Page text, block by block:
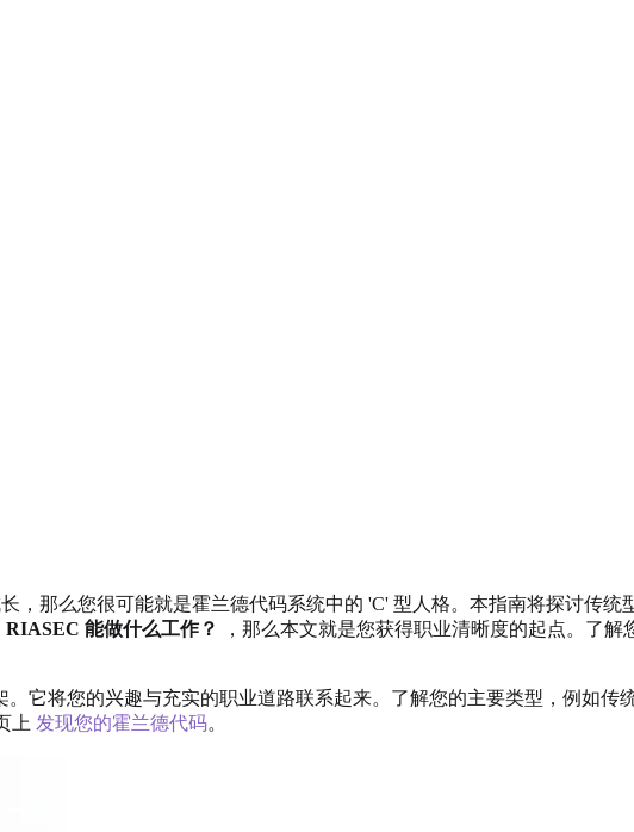
那么您很可能就是霍兰德代码系统中的 'C' 型人格。本指南将探讨传统
RIASEC 能做什么工作？ ，那么本文就是您获得职业清晰度的起点。了解
它将您的兴趣与充实的职业道路联系起来。了解您的主要类型，例如传
上 发现您的霍兰德代码。